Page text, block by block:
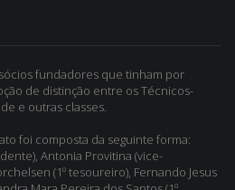
fundadores que tinham por
de distinção entre os Técnicos-
e outras classes.
foi composta da seguinte forma:
Antonia Provitina (vice-
(1º tesoureiro), Fernando Jesus